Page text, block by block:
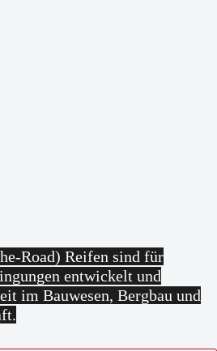
Road) Reifen sind für
entwickelt und
im Bauwesen, Bergbau und